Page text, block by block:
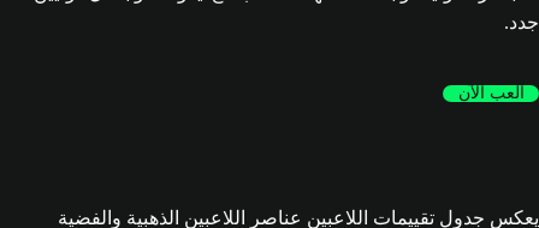
جدد.
العب الآن
يعكس جدول تقييمات اللاعبين عناصر اللاعبين الذهبية والفضية